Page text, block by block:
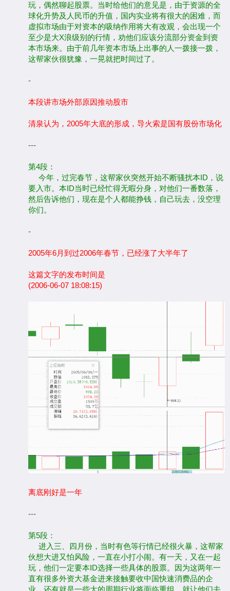
玩，偶然聊起股票。当时给他们的意见是，由于资源的全
球化升势及人民币的升值，国内实业将有很大的困难，而
虚拟市场由于对资本的吸纳作用将大有改观，会出现一个
至少是大X浪级别的行情，劝他们应该分流部分资金到资
本市场来。由于前几年资本市场上出事的人一拨接一拨，
这帮家伙很犹豫，一晃就把时间过了。
-
本段讲市场外部原因推动股市
清泉认为，2005年大底的形成，导火索是国有股份市场化
---
第4段：
今年，过完春节，这帮家伙突然开始不断骚扰本ID，说
要入市。本ID当时已经忙得无暇分身，对他们一番数落，
然后告诉他们，现在是个人都能挣钱，自己玩去，没空理
你们。
-
2005年6月到过2006年春节，已经涨了大半年了
这篇文字的发布时间是
(2006-06-07 18:08:15)
离底刚好是一年
---
第5段：
进入三、四月份，当时有色等行情已经很火暴，这帮家
伙想大进又怕风险，一直在小打小闹。有一天，又在一起
玩，他们一定要本ID选择一些具体的股票。因为这两年一
直有很多外资大基金进来接触要收中国快速消费品的企